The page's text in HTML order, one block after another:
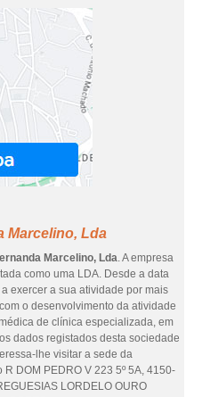
Marcelino, Lda
Marcelino, Lda. A empresa
como uma LDA. Desde a data
exercer a sua atividade por mais
o desenvolvimento da atividade
de clínica especializada, em
dados registados desta sociedade
lhe visitar a sede da
DOM PEDRO V 223 5º 5A, 4150-
LORDELO OURO